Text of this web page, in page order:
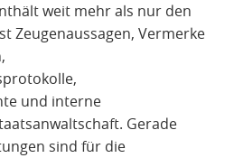
weit mehr als nur den
Zeugenaussagen, Vermerke
und interne
Gerade
sind für die